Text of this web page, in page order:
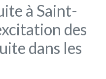
à Saint-
des
dans les